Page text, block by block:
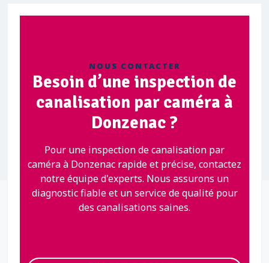
NOUS CONTACTER
Besoin d’une inspection de
canalisation par caméra à
Donzenac ?
Pour une inspection de canalisation par
caméra à Donzenac rapide et précise, contactez
notre équipe d'experts. Nous assurons un
diagnostic fiable et un service de qualité pour
des canalisations saines.